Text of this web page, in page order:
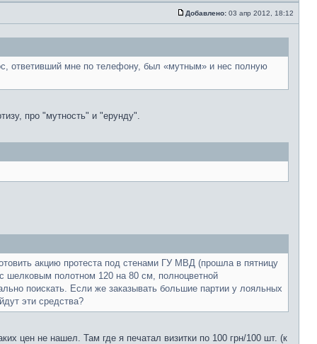
Добавлено: 03 апр 2012, 18:12
ответивший мне по телефону, был «мутным» и нес полную
про "мутность" и "ерунду".
акцию протеста под стенами ГУ МВД (прошла в пятницу
шелковым полотном 120 на 80 см, полноцветной
поискать. Если же заказывать большие партии у лояльных
эти средства?
цен не нашел. Там где я печатал визитки по 100 грн/100 шт. (к